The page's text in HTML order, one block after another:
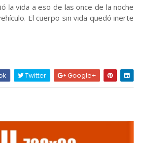
la vida a eso de las once de la noche
El cuerpo sin vida quedó inerte
Twitter Google+